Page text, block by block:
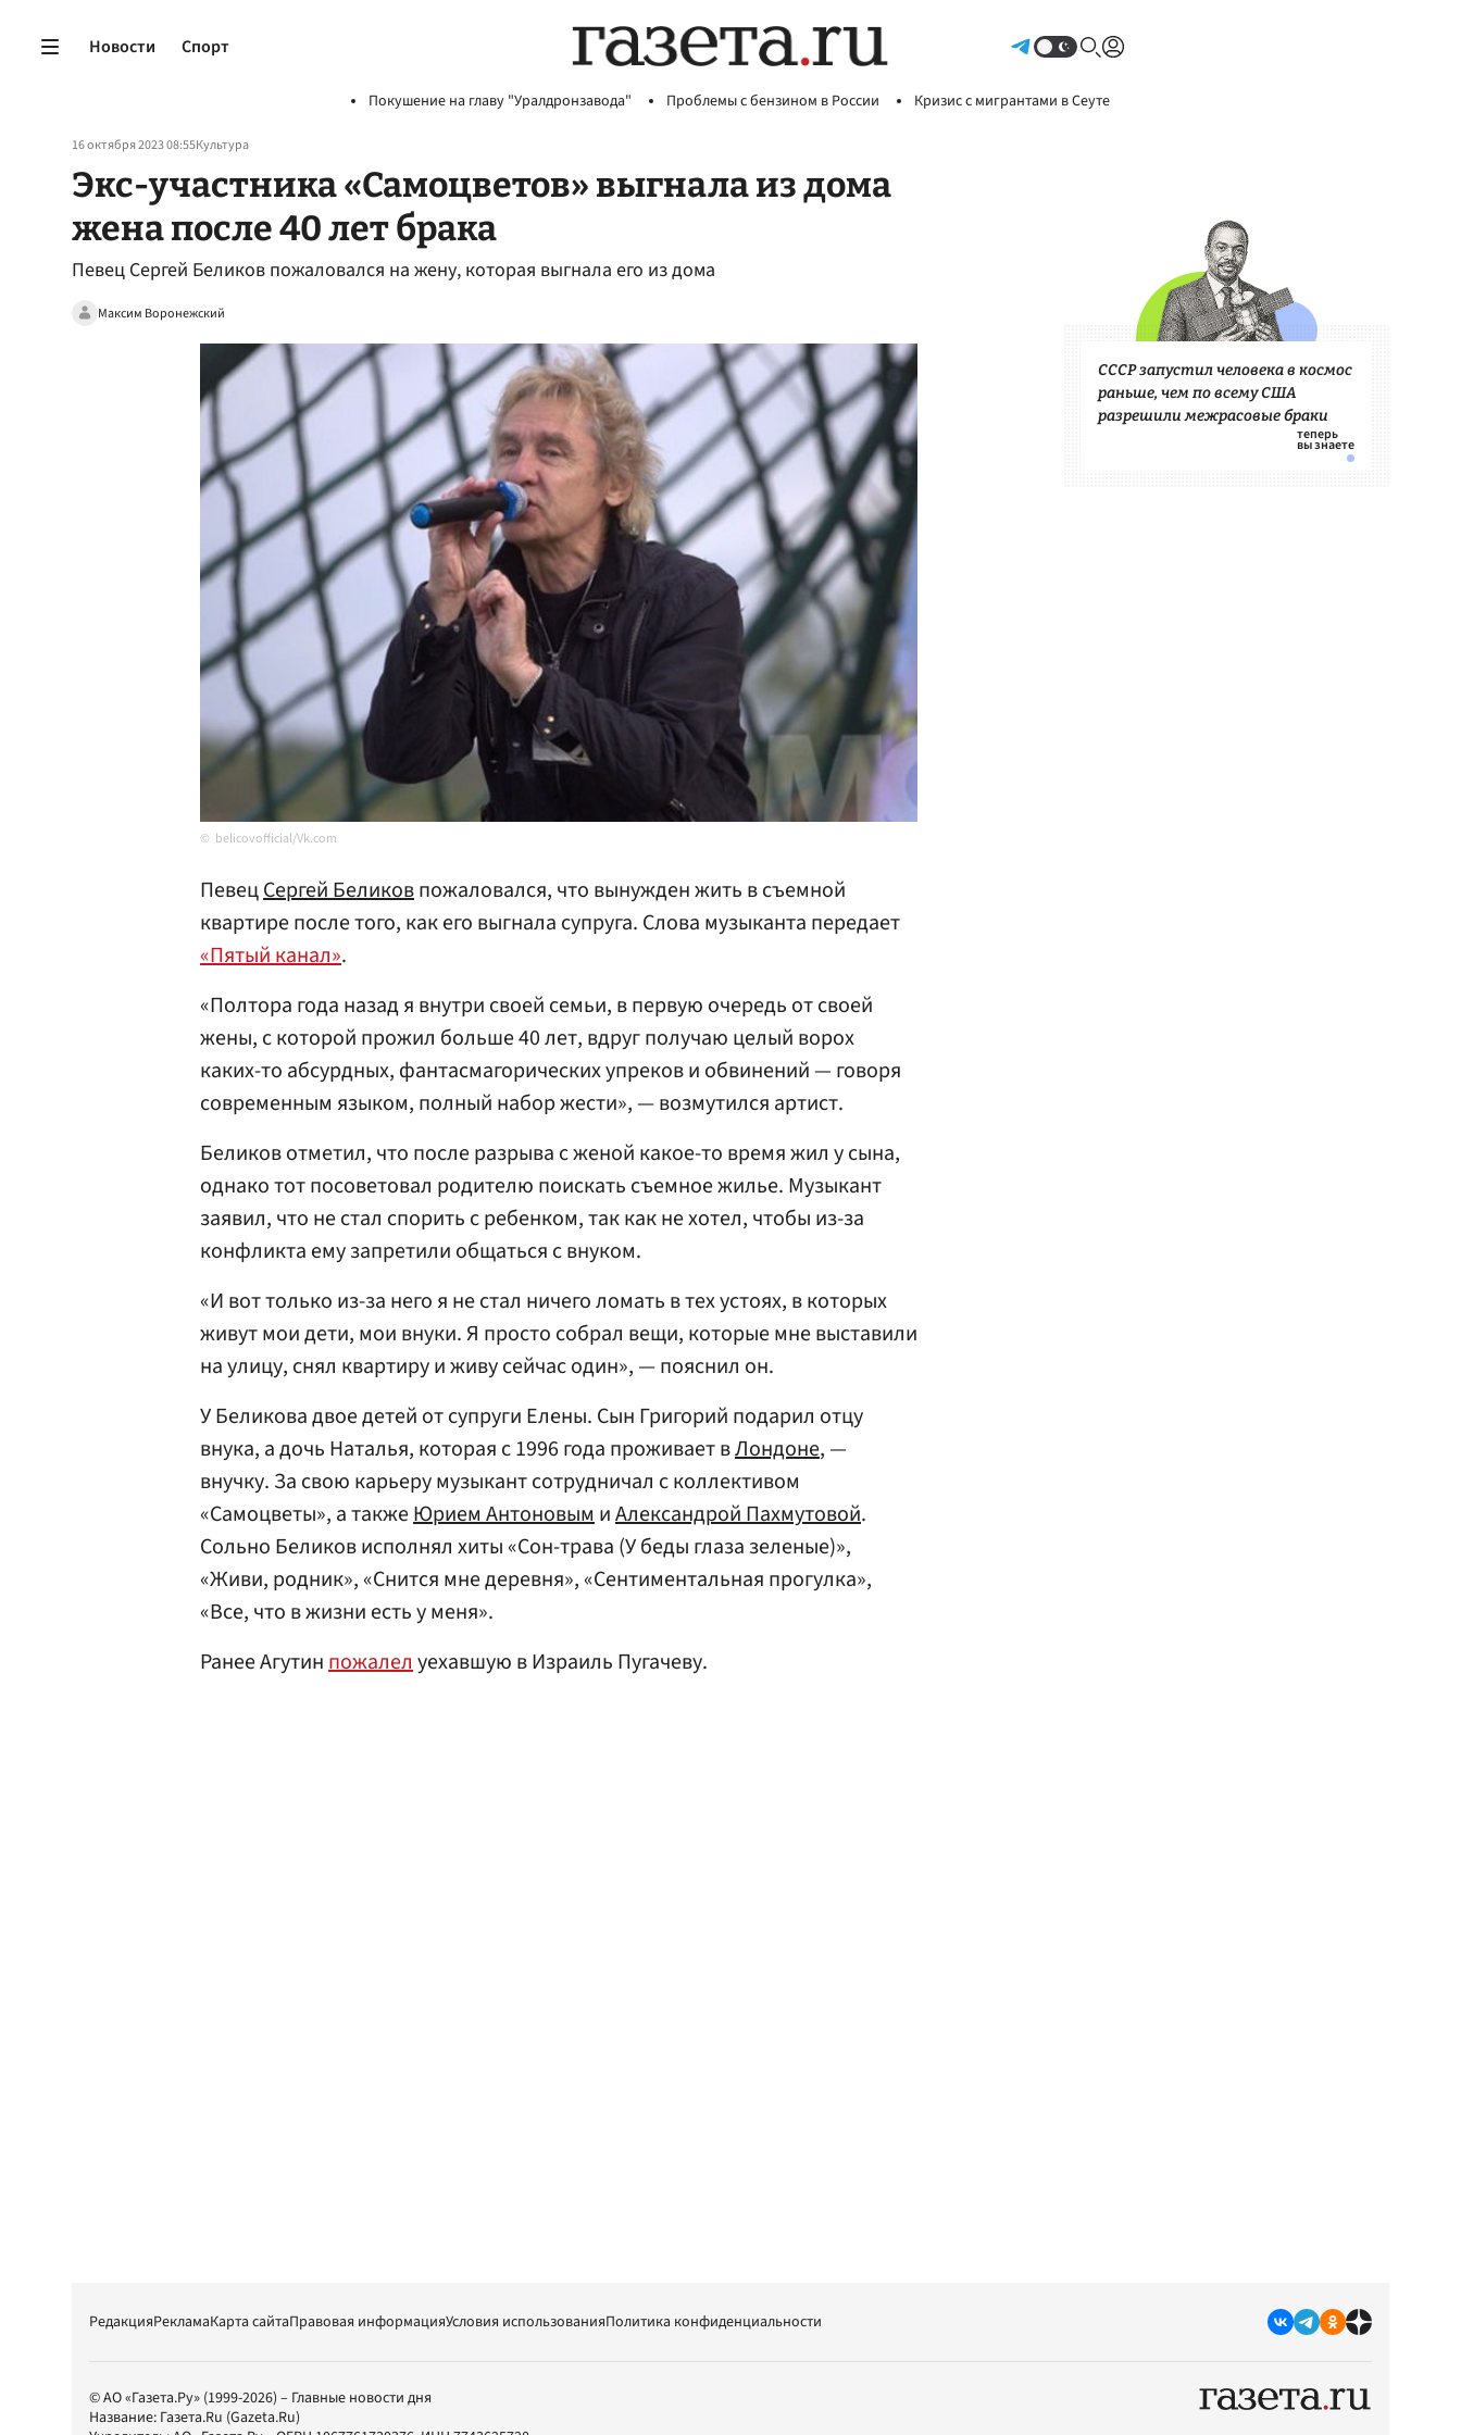
Новости Спорт
Покушение на главу "Уралдронзавода" Проблемы с бензином в России Кризис с мигрантами в Сеуте
16 октября 2023 08:55Культура
Экс-участника «Самоцветов» выгнала из дома
жена после 40 лет брака
Певец Сергей Беликов пожаловался на жену, которая выгнала его из дома
Максим Воронежский
belicovofficial/Vk.com
ПевецСергей Беликовпожаловался, что вынужден жить в съемной
квартире после того, как его выгнала супруга. Слова музыканта передает
«Пятый канал».
«Полтора года назад я внутри своей семьи, в первую очередь от своей
жены, с которой прожил больше 40 лет, вдруг получаю целый ворох
каких-то абсурдных, фантасмагорических упреков и обвинений — говоря
современным языком, полный набор жести», — возмутился артист.
Беликов отметил, что после разрыва с женой какое-то время жил у сына,
однако тот посоветовал родителю поискать съемное жилье. Музыкант
заявил, что не стал спорить с ребенком, так как не хотел, чтобы из-за
конфликта ему запретили общаться с внуком.
«И вот только из-за него я не стал ничего ломать в тех устоях, в которых
живут мои дети, мои внуки. Я просто собрал вещи, которые мне выставили
на улицу, снял квартиру и живу сейчас один», — пояснил он.
У Беликова двое детей от супруги Елены. Сын Григорий подарил отцу
внука, а дочь Наталья, которая с 1996 года проживает вЛондоне, —
внучку. За свою карьеру музыкант сотрудничал с коллективом
«Самоцветы», а такжеЮрием АнтоновымиАлександрой Пахмутовой.
Сольно Беликов исполнял хиты «Сон-трава (У беды глаза зеленые)»,
«Живи, родник», «Снится мне деревня», «Сентиментальная прогулка»,
«Все, что в жизни есть у меня».
Ранее Агутинпожалелуехавшую в Израиль Пугачеву.
СССР запустил человека в космос
раньше, чем по всему США
разрешили межрасовые браки
РедакцияРекламаКарта сайтаПравовая информацияУсловия использованияПолитика конфиденциальности
© АО «Газета.Ру» (1999-2026) – Главные новости дня
Название: Газета.Ru (Gazeta.Ru)